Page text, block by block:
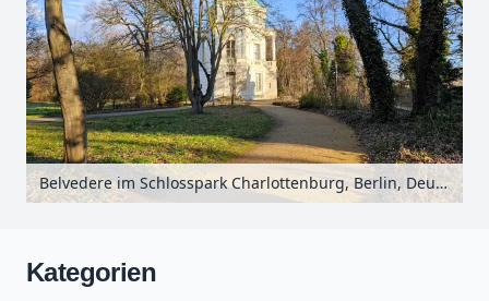
Belvedere im Schlosspark Charlottenburg, Berlin, Deutschland
Kategorien